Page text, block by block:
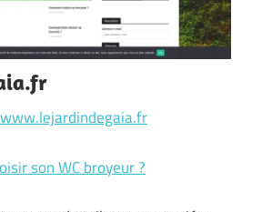
son WC broyeur ?